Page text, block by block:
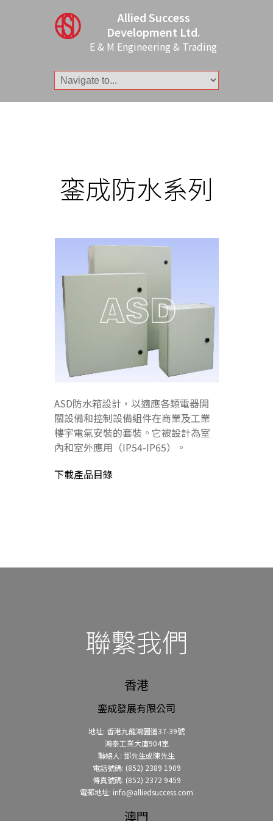
Allied Success
Development Ltd.
E & M Engineering & Trading
銮成防水系列
ASD防水箱設計，以適應各類電器開
關設備和控制設備組件在商業及工業
樓宇電氣安裝的套裝。它被設計為室
內和室外應用（IP54-IP65）。
下載產品目錄
聯繫我們
香港
銮成發展有限公司
地址: 香港九龍鴻圖道37-39號
鴻泰工業大廈904室
聯絡人: 鄧先生或陳先生
電話號碼: (852) 2389 1909
傳真號碼: (852) 2372 9459
電郵地址: info@alliedsuccess.com
澳門